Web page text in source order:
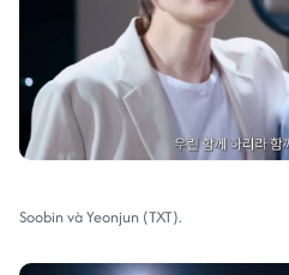
Soobin và Yeonjun (TXT).